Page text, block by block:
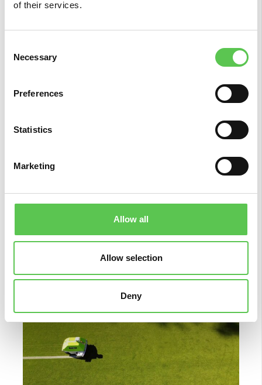
of their services.
Selection
Necessary
Preferences
Statistics
Marketing
Allow all
Allow selection
Deny
verwendet, was bedeutet, dass er mehrere
zwischen den verschiedenen Sportarten zu
der Rasen immer sauber und ohne Unordnung